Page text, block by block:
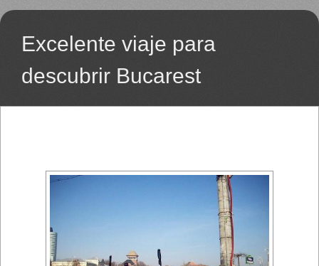
Excelente viaje para
descubrir Bucarest